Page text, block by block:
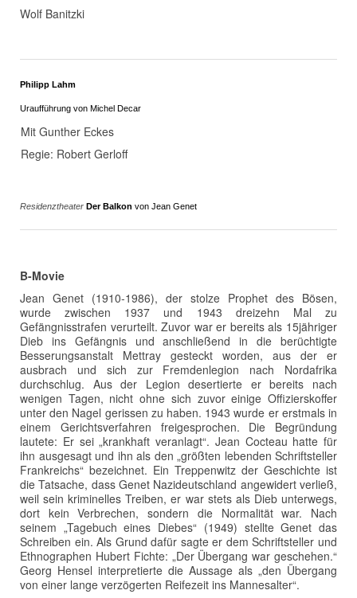
Wolf Banitzki
Philipp Lahm
Uraufführung von Michel Decar
Mit Gunther Eckes
Regie: Robert Gerloff
Residenztheater Der Balkon von Jean Genet
B-Movie
Jean Genet (1910-1986), der stolze Prophet des Bösen,
wurde zwischen 1937 und 1943 dreizehn Mal zu
Gefängnisstrafen verurteilt. Zuvor war er bereits als 15jähriger
Dieb ins Gefängnis und anschließend in die berüchtigte
Besserungsanstalt Mettray gesteckt worden, aus der er
ausbrach und sich zur Fremdenlegion nach Nordafrika
durchschlug. Aus der Legion desertierte er bereits nach
wenigen Tagen, nicht ohne sich zuvor einige Offizierskoffer
unter den Nagel gerissen zu haben. 1943 wurde er erstmals in
einem Gerichtsverfahren freigesprochen. Die Begründung
lautete: Er sei „krankhaft veranlagt“. Jean Cocteau hatte für
ihn ausgesagt und ihn als den „größten lebenden Schriftsteller
Frankreichs“ bezeichnet. Ein Treppenwitz der Geschichte ist
die Tatsache, dass Genet Nazideutschland angewidert verließ,
weil sein kriminelles Treiben, er war stets als Dieb unterwegs,
dort kein Verbrechen, sondern die Normalität war. Nach
seinem „Tagebuch eines Diebes“ (1949) stellte Genet das
Schreiben ein. Als Grund dafür sagte er dem Schriftsteller und
Ethnographen Hubert Fichte: „Der Übergang war geschehen.“
Georg Hensel interpretierte die Aussage als „den Übergang
von einer lange verzögerten Reifezeit ins Mannesalter“.